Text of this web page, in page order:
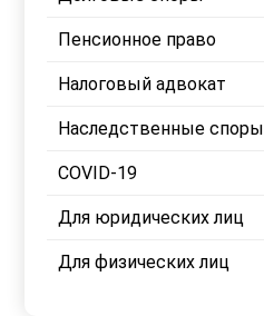
Пенсионное право
Налоговый адвокат
Наследственные споры
COVID-19
Для юридических лиц
Для физических лиц